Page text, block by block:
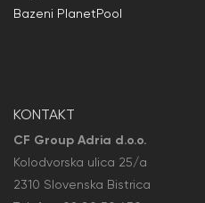
Bazeni PlanetPool
KONTAKT
CF Group Adria d.o.o.
Kolodvorska ulica 25/a
2310 Slovenska Bistrica